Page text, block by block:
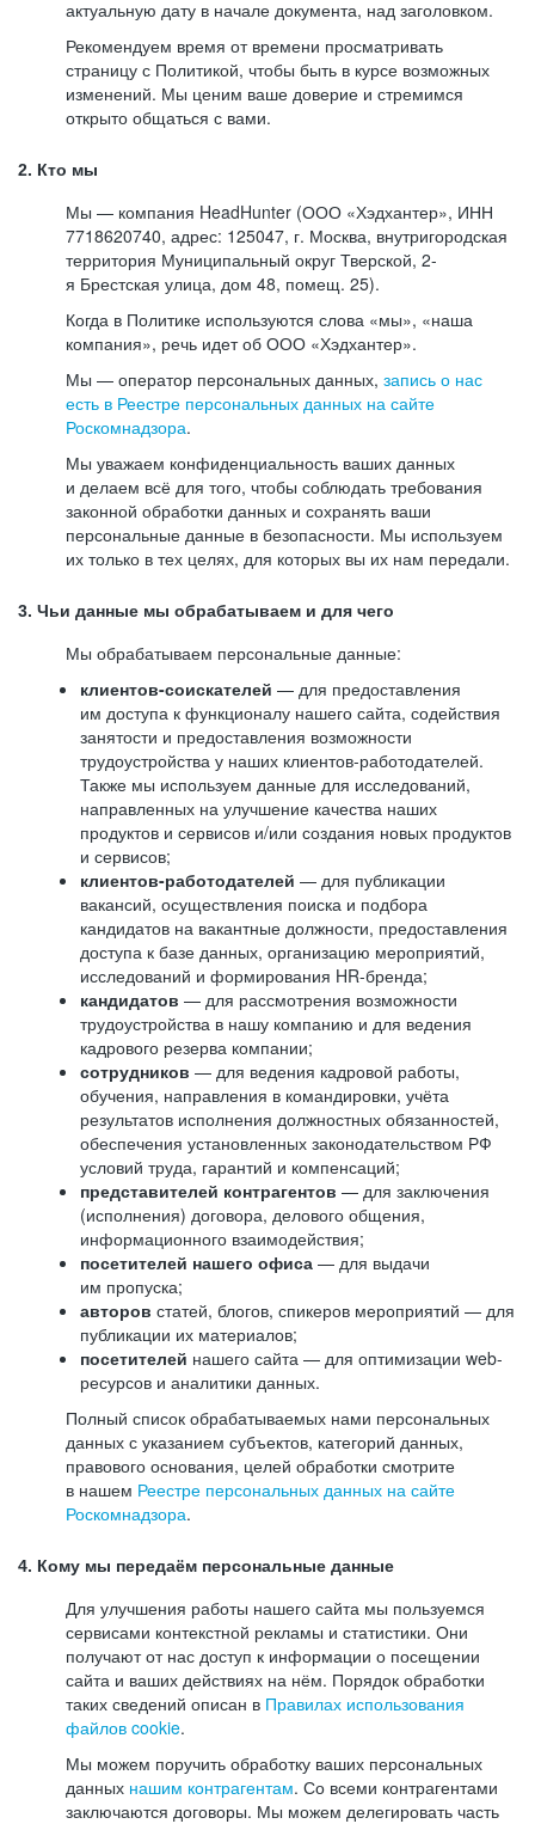
актуальную дату в начале документа, над заголовком.
Рекомендуем время от времени просматривать
страницу с Политикой, чтобы быть в курсе возможных
изменений. Мы ценим ваше доверие и стремимся
открыто общаться с вами.
2. Кто мы
Мы — компания HeadHunter (ООО «Хэдхантер», ИНН
7718620740, адрес: 125047, г. Москва, внутригородская
территория Муниципальный округ Тверской, 2-
я Брестская улица, дом 48, помещ. 25).
Когда в Политике используются слова «мы», «наша
компания», речь идет об ООО «Хэдхантер».
Мы — оператор персональных данных, запись о нас
есть в Реестре персональных данных на сайте
Роскомнадзора.
Мы уважаем конфиденциальность ваших данных
и делаем всё для того, чтобы соблюдать требования
законной обработки данных и сохранять ваши
персональные данные в безопасности. Мы используем
их только в тех целях, для которых вы их нам передали.
3. Чьи данные мы обрабатываем и для чего
Мы обрабатываем персональные данные:
клиентов-соискателей — для предоставления
им доступа к функционалу нашего сайта, содействия
занятости и предоставления возможности
трудоустройства у наших клиентов-работодателей.
Также мы используем данные для исследований,
направленных на улучшение качества наших
продуктов и сервисов и/или создания новых продуктов
и сервисов;
клиентов-работодателей — для публикации
вакансий, осуществления поиска и подбора
кандидатов на вакантные должности, предоставления
доступа к базе данных, организацию мероприятий,
исследований и формирования HR-бренда;
кандидатов — для рассмотрения возможности
трудоустройства в нашу компанию и для ведения
кадрового резерва компании;
сотрудников — для ведения кадровой работы,
обучения, направления в командировки, учёта
результатов исполнения должностных обязанностей,
обеспечения установленных законодательством РФ
условий труда, гарантий и компенсаций;
представителей контрагентов — для заключения
(исполнения) договора, делового общения,
информационного взаимодействия;
посетителей нашего офиса — для выдачи
им пропуска;
авторов статей, блогов, спикеров мероприятий — для
публикации их материалов;
посетителей нашего сайта — для оптимизации web-
ресурсов и аналитики данных.
Полный список обрабатываемых нами персональных
данных с указанием субъектов, категорий данных,
правового основания, целей обработки смотрите
в нашем Реестре персональных данных на сайте
Роскомнадзора.
4. Кому мы передаём персональные данные
Для улучшения работы нашего сайта мы пользуемся
сервисами контекстной рекламы и статистики. Они
получают от нас доступ к информации о посещении
сайта и ваших действиях на нём. Порядок обработки
таких сведений описан в Правилах использования
файлов cookie.
Мы можем поручить обработку ваших персональных
данных нашим контрагентам. Со всеми контрагентами
заключаются договоры. Мы можем делегировать часть